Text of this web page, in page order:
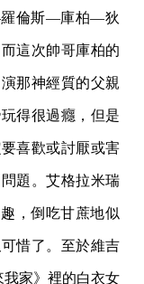
羅倫斯—庫柏—狄
這次帥哥庫柏的
那神經質的父親
得很過癮，但是
喜歡或討厭或害
題。艾格拉米瑞
，倒吃甘蔗地似
惜了。至於維吉
我家》裡的白衣女